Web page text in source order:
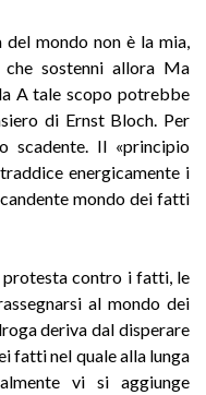
mondo non è la mia,
sostenni allora Ma
A tale scopo potrebbe
di Ernst Bloch. Per
scadente. Il «principio
energicamente i
mondo dei fatti
protesta contro i fatti, le
al mondo dei
deriva dal disperare
fatti nel quale alla lunga
vi si aggiunge